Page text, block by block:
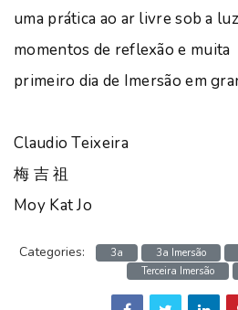
uma prática ao ar livre sob a
momentos de reflexão e muita
primeiro dia de Imersão em
Claudio Teixeira
梅 吉 祖
Moy Kat Jo
Categories: 3a 3a Imersão
Terceira Imersão